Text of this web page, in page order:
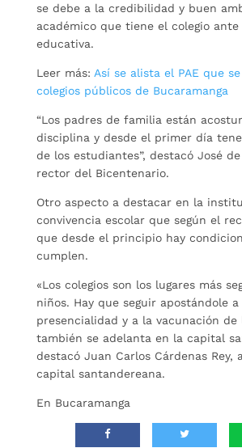
se debe a la credibilidad y buen
académico que tiene el colegio
educativa.
Leer más: Así se alista el PAE que
colegios públicos de Bucaramanga
“Los padres de familia están
disciplina y desde el primer día
de los estudiantes”, destacó José
rector del Bicentenario.
Otro aspecto a destacar en la
convivencia escolar que según el
que desde el principio hay
cumplen.
«Los colegios son los lugares más
niños. Hay que seguir apostándole a
presencialidad y a la vacunación de
también se adelanta en la capital
destacó Juan Carlos Cárdenas Rey,
capital santandereana.
En Bucaramanga